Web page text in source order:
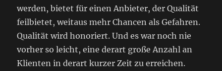
werden, bietet für einen Anbieter, der Qualität
feilbietet, weitaus mehr Chancen als Gefahren.
Qualität wird honoriert. Und es war noch nie
vorher so leicht, eine derart große Anzahl an
Klienten in derart kurzer Zeit zu erreichen.